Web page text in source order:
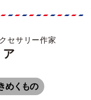
セサリー作家
ア
めくもの